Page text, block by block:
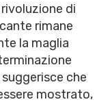
di
rimane
la maglia
che
mostrato,